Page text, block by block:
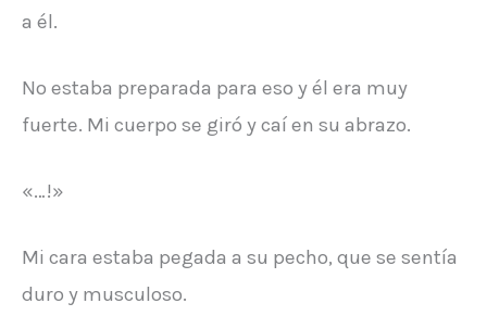
a él.
No estaba preparada para eso y él era muy
fuerte. Mi cuerpo se giró y caí en su abrazo.
«…!»
Mi cara estaba pegada a su pecho, que se sentía
duro y musculoso.